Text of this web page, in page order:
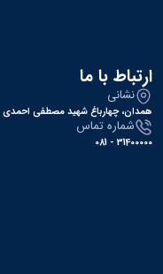
ارتباط با ما
نشانی
همدان، چهارباغ شهید مصطفی احمدی
شماره تماس
31400000 - 081